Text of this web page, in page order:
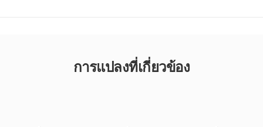
การแปลงที่เกี่ยวข้อง